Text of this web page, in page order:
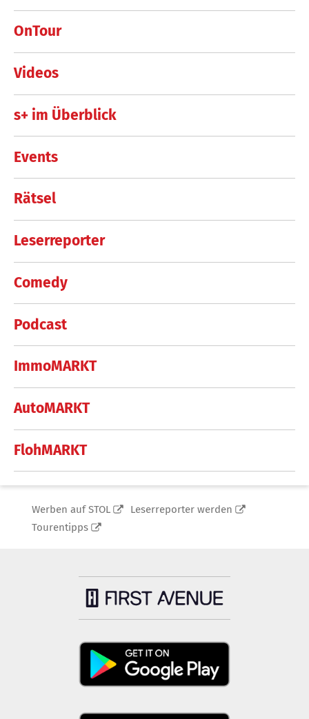
OnTour
Videos
s+ im Überblick
Events
Rätsel
Leserreporter
Comedy
Podcast
ImmoMARKT
AutoMARKT
FlohMARKT
Werben auf STOL
Leserreporter werden
Tourentipps